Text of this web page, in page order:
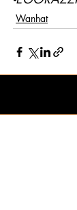
Wanhat